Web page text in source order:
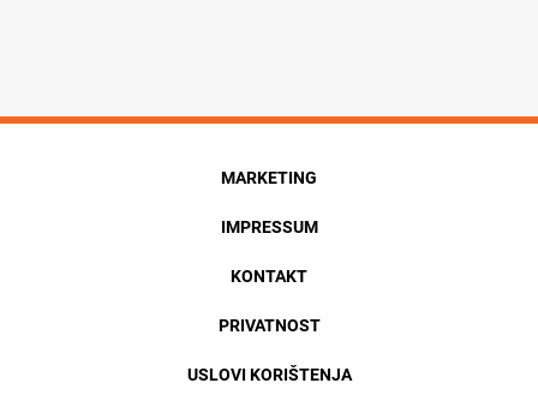
MARKETING
IMPRESSUM
KONTAKT
PRIVATNOST
USLOVI KORIŠTENJA